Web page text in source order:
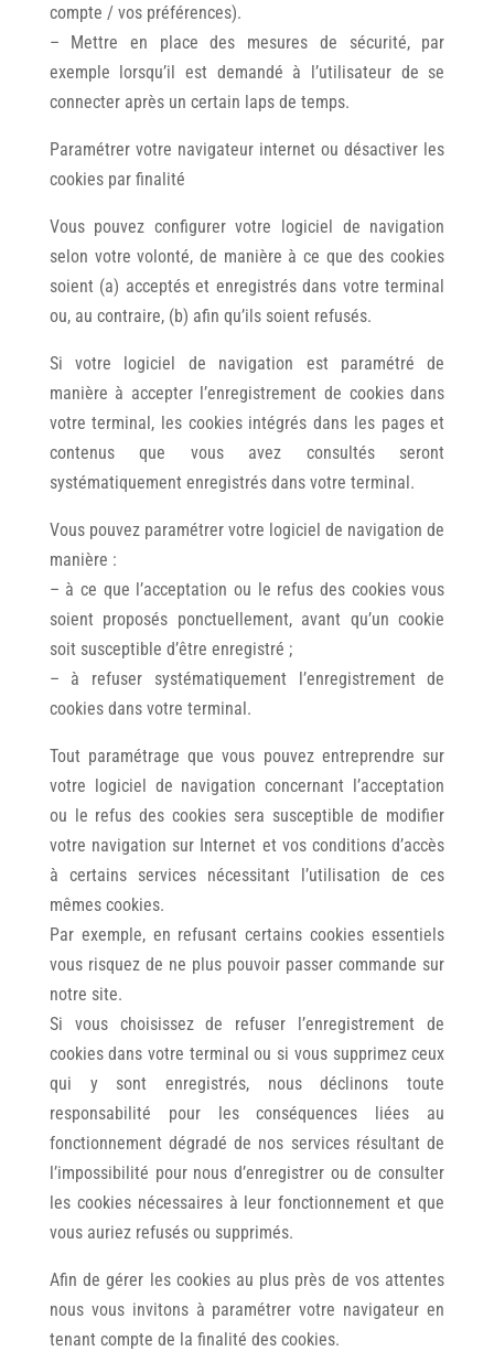
compte / vos préférences).
– Mettre en place des mesures de sécurité, par
exemple lorsqu’il est demandé à l’utilisateur de se
connecter après un certain laps de temps.
Paramétrer votre navigateur internet ou désactiver les
cookies par finalité
Vous pouvez configurer votre logiciel de navigation
selon votre volonté, de manière à ce que des cookies
soient (a) acceptés et enregistrés dans votre terminal
ou, au contraire, (b) afin qu’ils soient refusés.
Si votre logiciel de navigation est paramétré de
manière à accepter l’enregistrement de cookies dans
votre terminal, les cookies intégrés dans les pages et
contenus que vous avez consultés seront
systématiquement enregistrés dans votre terminal.
Vous pouvez paramétrer votre logiciel de navigation de
manière :
– à ce que l’acceptation ou le refus des cookies vous
soient proposés ponctuellement, avant qu’un cookie
soit susceptible d’être enregistré ;
– à refuser systématiquement l’enregistrement de
cookies dans votre terminal.
Tout paramétrage que vous pouvez entreprendre sur
votre logiciel de navigation concernant l’acceptation
ou le refus des cookies sera susceptible de modifier
votre navigation sur Internet et vos conditions d’accès
à certains services nécessitant l’utilisation de ces
mêmes cookies.
Par exemple, en refusant certains cookies essentiels
vous risquez de ne plus pouvoir passer commande sur
notre site.
Si vous choisissez de refuser l’enregistrement de
cookies dans votre terminal ou si vous supprimez ceux
qui y sont enregistrés, nous déclinons toute
responsabilité pour les conséquences liées au
fonctionnement dégradé de nos services résultant de
l’impossibilité pour nous d’enregistrer ou de consulter
les cookies nécessaires à leur fonctionnement et que
vous auriez refusés ou supprimés.
Afin de gérer les cookies au plus près de vos attentes
nous vous invitons à paramétrer votre navigateur en
tenant compte de la finalité des cookies.